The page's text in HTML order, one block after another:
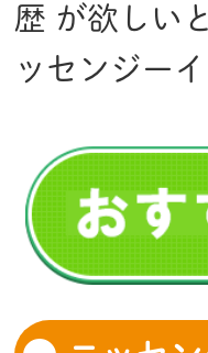
歴 が欲しい
ッセンジー